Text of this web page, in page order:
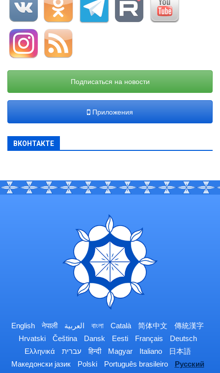
Подписаться на новости
Приложения
ВКОНТАКТЕ
English नेपाली العربية বাংলা Català 简体中文
傳統漢字
Hrvatski
Čeština Dansk Eesti Français
Deutsch
Ελληνικά
עברית हिन्दी Magyar Italiano
日本語
Македонски јазик
Polski Português brasileiro
Русский